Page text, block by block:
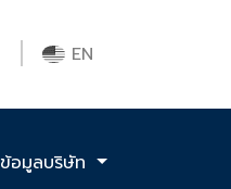
EN
ข้อมูลบริษัท